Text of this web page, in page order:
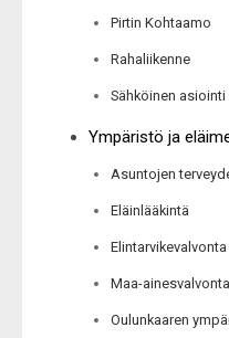
Pirtin Kohtaamo
Rahaliikenne
Sähköinen asiointi
Ympäristö ja
Asuntojen
Eläinlääkintä
Elintarvikevalvonta
Maa-ainesvalvonta
Oulunkaaren